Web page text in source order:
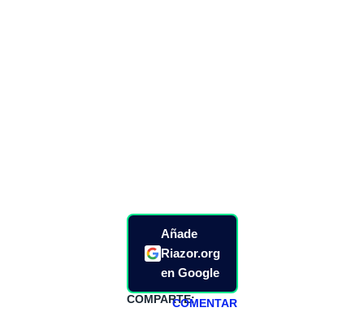
Añade
Riazor.org
en Google
COMPARTE:COMENTAR